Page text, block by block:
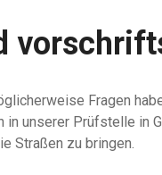
Fragen
unserer Prüfstelle in
Straßen zu bringen.